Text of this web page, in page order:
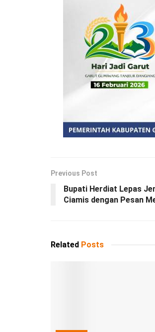
Previous Post
Bupati Herdiat Lepas
Ciamis dengan Pesan
Related Posts